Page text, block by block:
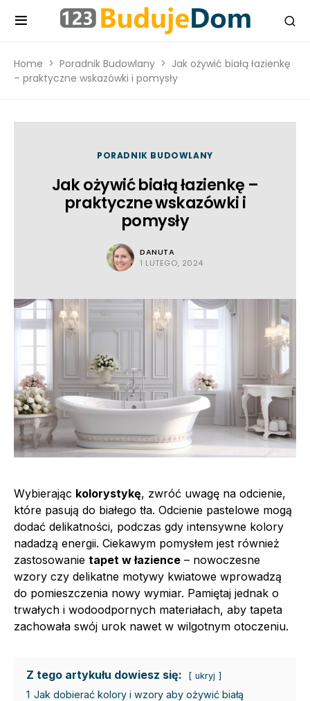
Home Poradnik Budowlany
Jak ożywić białą łazienkę
– praktyczne wskazówki i pomysły
PORADNIK BUDOWLANY
Jak ożywić białą łazienkę –
praktyczne wskazówki i
pomysły
DANUTA
1 LUTEGO, 2024
Wybierając kolorystykę, zwróć uwagę na odcienie,
które pasują do białego tła. Odcienie pastelowe mogą
dodać delikatności, podczas gdy intensywne kolory
nadadzą energii. Ciekawym pomysłem jest również
zastosowanie tapet w łazience – nowoczesne
wzory czy delikatne motywy kwiatowe wprowadzą
do pomieszczenia nowy wymiar. Pamiętaj jednak o
trwałych i wodoodpornych materiałach, aby tapeta
zachowała swój urok nawet w wilgotnym otoczeniu.
Z tego artykułu dowiesz się: ukryj
1 Jak dobierać kolory i wzory aby ożywić białą